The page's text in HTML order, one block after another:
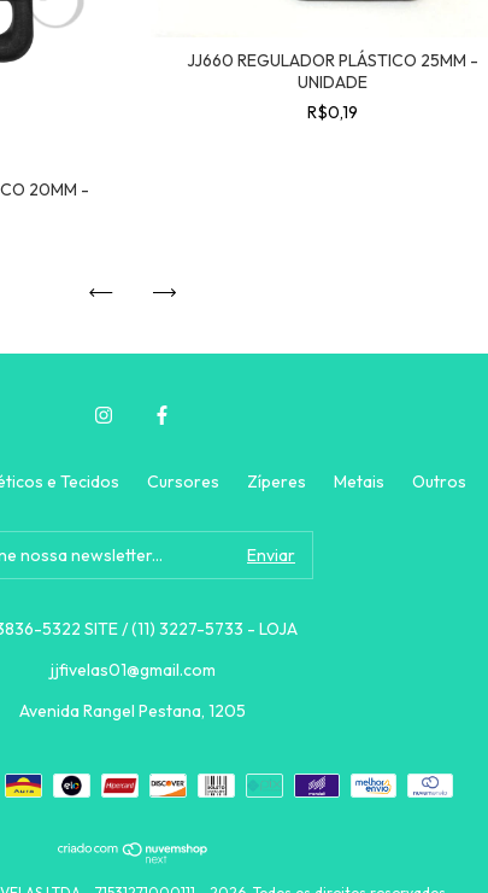
20MM -
JJ660 REGULADOR PLÁSTICO 25MM -
UNIDADE
R$0,19
e Tecidos Cursores Zíperes Metais Outros
5322 SITE / (11) 3227-5733 - LOJA
jjfivelas01@gmail.com
Avenida Rangel Pestana, 1205